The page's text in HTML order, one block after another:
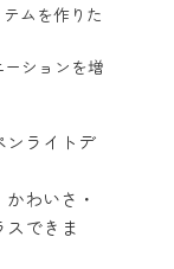
ムを作りた
ションを増
ンライトデ
わいさ・
できま